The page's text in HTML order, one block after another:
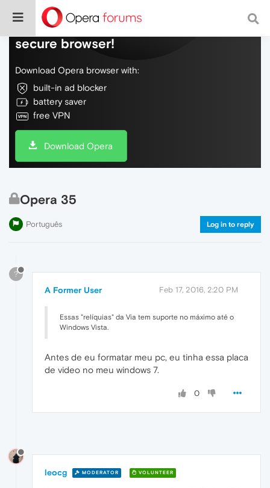
Do more on the web, with a fast and
secure browser!
Download Opera browser with:
built-in ad blocker
battery saver
free VPN
Download Opera
Opera 35
Português Log in to reply
?
A Former User Feb 17, 2016, 2:20 PM
Essas "relíquias" da Via tem suporte no máximo até o
Windows Vista.
Antes de eu formatar meu pc, eu tinha essa placa
de video no meu windows 7.
0
leocg MODERATOR VOLUNTEER